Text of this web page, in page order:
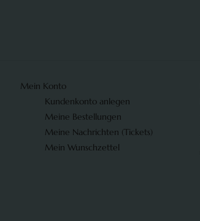
Mein Konto
Kundenkonto anlegen
Meine Bestellungen
Meine Nachrichten (Tickets)
Mein Wunschzettel